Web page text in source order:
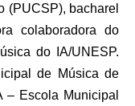
(PUCSP), bacharel
colaboradora do
do IA/UNESP.
de Música de
– Escola Municipal